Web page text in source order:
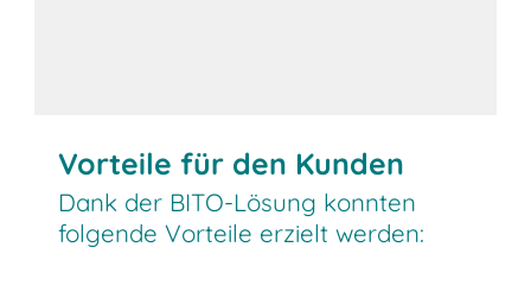
Vorteile für den Kunden
Dank der BITO-Lösung konnten
folgende Vorteile erzielt werden: